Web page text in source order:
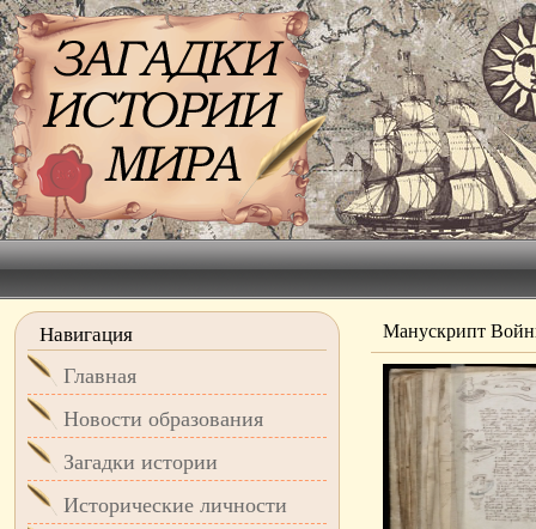
Манускрипт
Навигация
Главная
Новости образования
Загадки истории
Исторические личности